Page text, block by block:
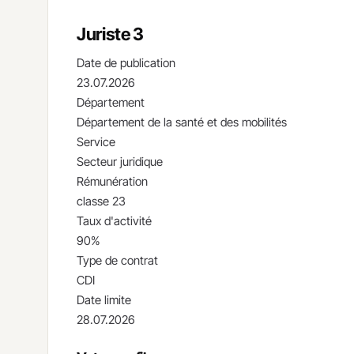
Juriste 3
Date de publication
23.07.2026
Département
Département de la santé et des mobilités
Service
Secteur juridique
Rémunération
classe 23
Taux d'activité
90%
Type de contrat
CDI
Date limite
28.07.2026